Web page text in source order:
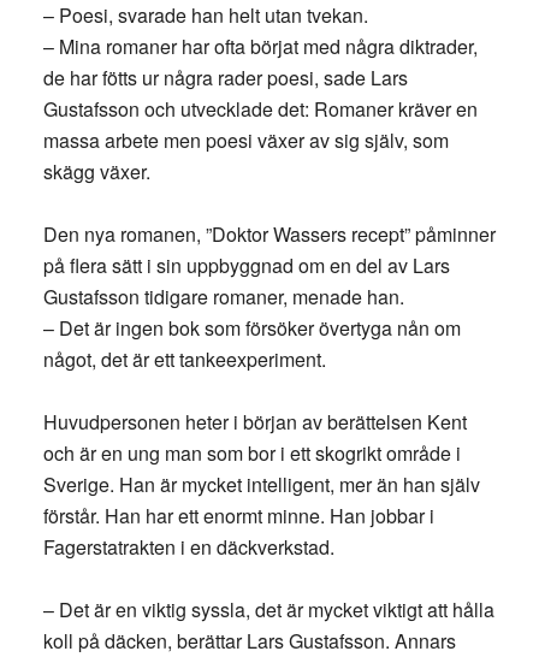
– Poesi, svarade han helt utan tvekan.
– Mina romaner har ofta börjat med några diktrader,
de har fötts ur några rader poesi, sade Lars
Gustafsson och utvecklade det: Romaner kräver en
massa arbete men poesi växer av sig själv, som
skägg växer.
Den nya romanen, ”Doktor Wassers recept” påminner
på flera sätt i sin uppbyggnad om en del av Lars
Gustafsson tidigare romaner, menade han.
– Det är ingen bok som försöker övertyga nån om
något, det är ett tankeexperiment.
Huvudpersonen heter i början av berättelsen Kent
och är en ung man som bor i ett skogrikt område i
Sverige. Han är mycket intelligent, mer än han själv
förstår. Han har ett enormt minne. Han jobbar i
Fagerstatrakten i en däckverkstad.
– Det är en viktig syssla, det är mycket viktigt att hålla
koll på däcken, berättar Lars Gustafsson. Annars